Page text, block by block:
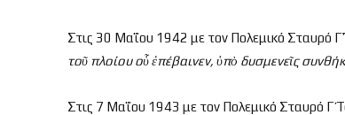
Στις 30 Μαΐου 1942 με τον Πολεμικό Σταυρό
τοῦ πλοίου οὗἐπέβαινεν, ὑπὸ δυσμενεῖς
Στις 7 Μαΐου 1943 με τον Πολεμικό Σταυρό Γ΄